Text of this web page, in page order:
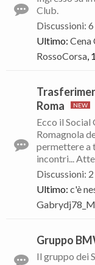
Club.
Discussioni: 6
Ultimo: Cena
RossoCorsa,
Roma
Ecco il Social
Romagnola
permettere a
incontri...
Discussioni: 2
Ultimo: c'è
Gruppo
Il gruppo dei